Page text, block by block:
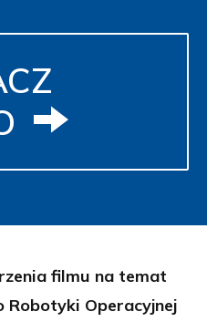
filmu na temat
Robotyki Operacyjnej